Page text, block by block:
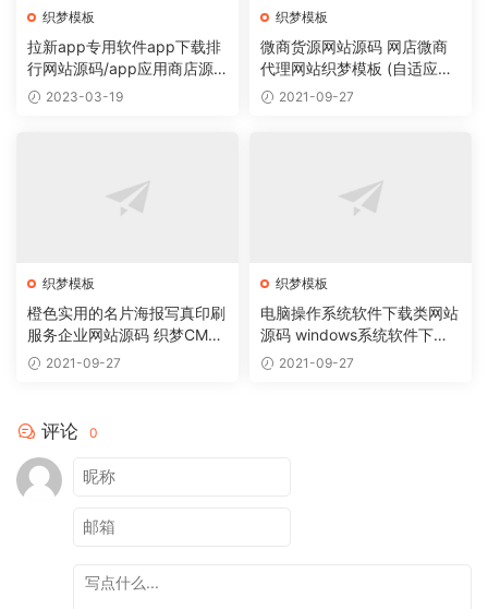
织梦模板
拉新app专用软件app下载排
行网站源码/app应用商店源
码 2023-03-19
织梦模板
微商货源网站源码 网店微商
代理网站织梦模板 (自适应手
机版)2021-09-27
织梦模板
橙色实用的名片海报写真印刷
服务企业网站源码 织梦CMS
模板2021-09-27
织梦模板
电脑操作系统软件下载类网站
源码 windows系统软件下载
网站织梦模板
2021-09-27
评论 0